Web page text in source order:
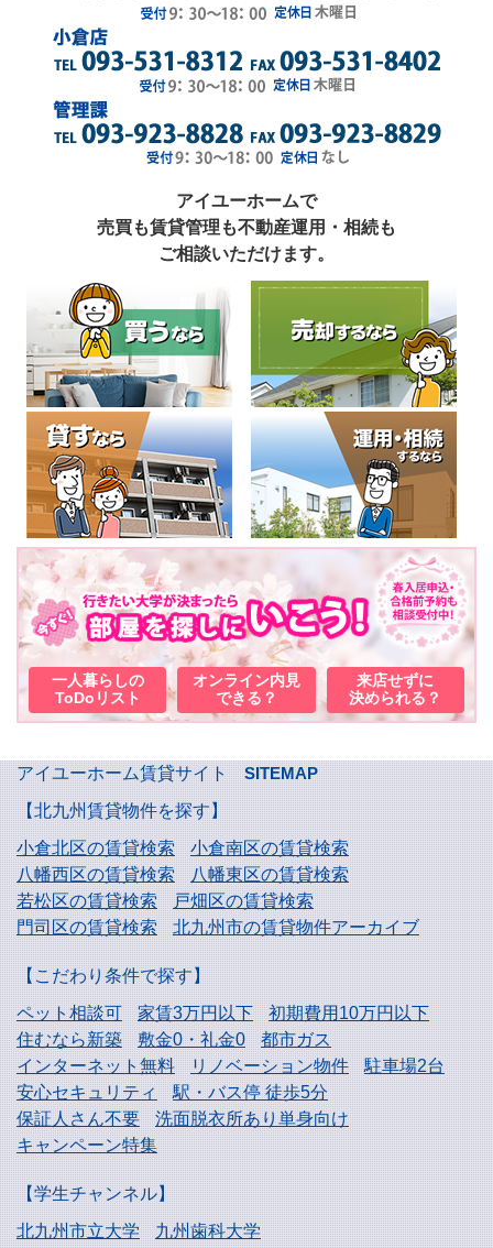
アイユーホームで
売買も賃貸管理も不動産運用・相続も
ご相談いただけます。
一人暮らしの
ToDoリスト
オンライン内見
できる？
来店せずに
決められる？
アイユーホーム賃貸サイト
SITEMAP
【北九州賃貸物件を探す】
小倉北区の賃貸検索
小倉南区の賃貸検索
八幡西区の賃貸検索
八幡東区の賃貸検索
若松区の賃貸検索
戸畑区の賃貸検索
門司区の賃貸検索
北九州市の賃貸物件アーカイブ
【こだわり条件で探す】
ペット相談可
家賃3万円以下
初期費用10万円以下
住むなら新築
敷金0・礼金0
都市ガス
インターネット無料
リノベーション物件
駐車場2台
安心セキュリティ
駅・バス停 徒歩5分
保証人さん不要
洗面脱衣所あり単身向け
キャンペーン特集
【学生チャンネル】
北九州市立大学
九州歯科大学